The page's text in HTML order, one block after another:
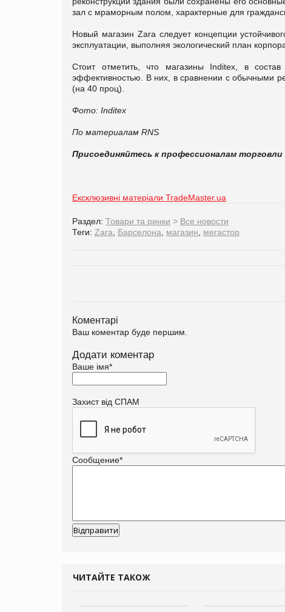
зал с мраморным полом, характерные для
Новый магазин Zara следует концепции
эксплуатации, выполняя экологический план
Стоит отметить, что магазины Inditex, в
эффективностью. В них, в сравнении с обычными
(на 40 проц).
Фото: Inditex
По материалам RNS
Присоединяйтесь к профессионалам торговли
Ексклюзивні матеріали TradeMaster.ua
Раздел: Товари та ринки > Все новости
Теги: Zara Барселона магазин мегастор
Коментарі
Ваш коментар буде першим.
Додати коментар
Ваше імя*
Захист від СПАМ
Сообщение*
ЧИТАЙТЕ ТАКОЖ